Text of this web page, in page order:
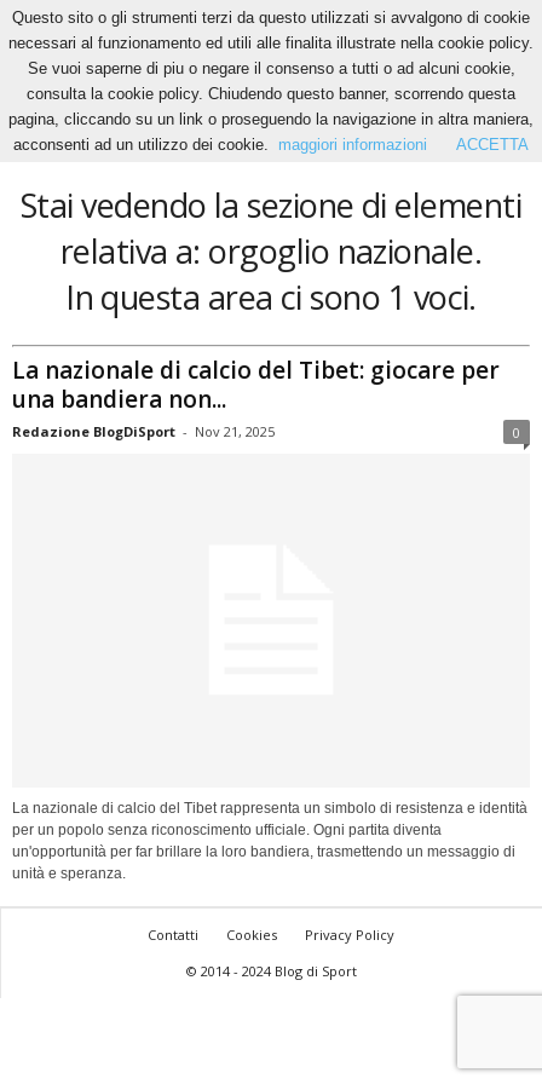
Home Tags Orgoglio nazionale
orgoglio nazionale
Stai vedendo la sezione di elementi
relativa a: orgoglio nazionale.
In questa area ci sono 1 voci.
La nazionale di calcio del Tibet: giocare per
una bandiera non...
Redazione BlogDiSport - Nov 21, 2025 0
La nazionale di calcio del Tibet rappresenta un simbolo di resistenza e identità
per un popolo senza riconoscimento ufficiale. Ogni partita diventa
un'opportunità per far brillare la loro bandiera, trasmettendo un messaggio di
unità e speranza.
Contatti Cookies
Privacy Policy
© 2014 - 2024 Blog di Sport
Questo sito o gli strumenti terzi da questo utilizzati si avvalgono di cookie
necessari al funzionamento ed utili alle finalita illustrate nella cookie policy.
Se vuoi saperne di piu o negare il consenso a tutti o ad alcuni cookie,
consulta la cookie policy. Chiudendo questo banner, scorrendo questa
pagina, cliccando su un link o proseguendo la navigazione in altra maniera,
acconsenti ad un utilizzo dei cookie.
maggiori informazioni ACCETTA